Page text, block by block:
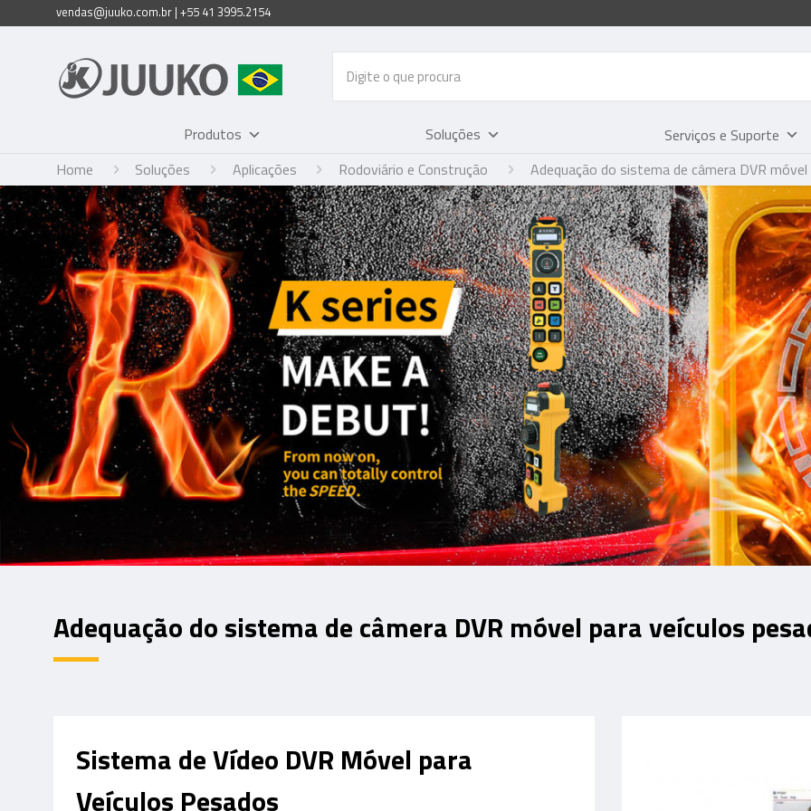
vendas@juuko.com.br | +55 41 3995.2154
Produtos Soluções
Serviços e Suporte
Home
Soluções Aplicações Rodoviário e Construção Adequação do sistema de câmera DVR
Adequação do sistema de câmera DVR móvel para veículos
Sistema de Vídeo DVR Móvel para
Veículos Pesados